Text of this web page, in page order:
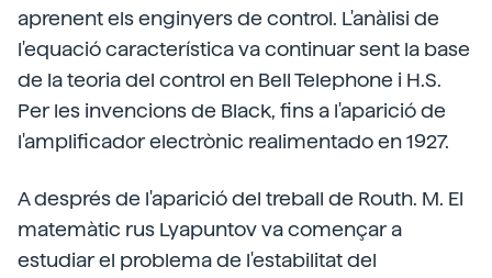
aprenent els enginyers de control. L'anàlisi de
l'equació característica va continuar sent la base
de la teoria del control en Bell Telephone i H.S.
Per les invencions de Black, fins a l'aparició de
l'amplificador electrònic realimentado en 1927.
A després de l'aparició del treball de Routh. M. El
matemàtic rus Lyapuntov va començar a
estudiar el problema de l'estabilitat del